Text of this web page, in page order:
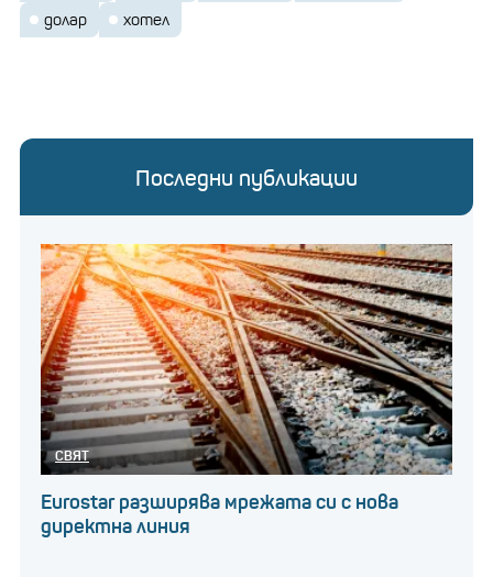
долар
хотел
Последни публикации
СВЯТ
Eurostar разширява мрежата си с нова
директна линия